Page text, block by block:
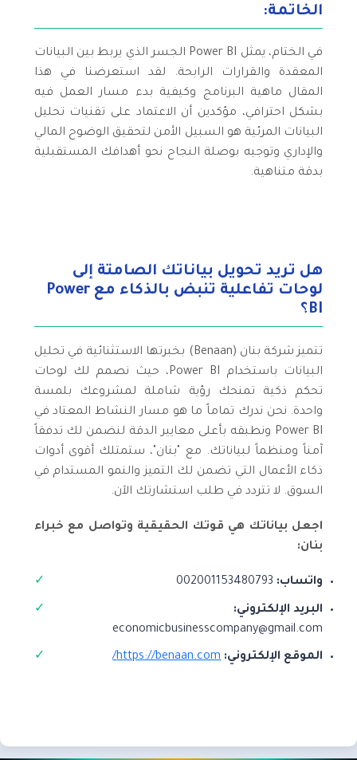
الخاتمة:
في الختام، يمثل Power BI الجسر الذي يربط بين البيانات
المعقدة والقرارات الرابحة. لقد استعرضنا في هذا
المقال ماهية البرنامج وكيفية بدء مسار العمل فيه
بشكل احترافي، مؤكدين أن الاعتماد على تقنيات تحليل
البيانات المرئية هو السبيل الأمن لتحقيق الوضوح المالي
والإداري وتوجيه بوصلة النجاح نحو أهدافك المستقبلية
بدقة متناهية.
هل تريد تحويل بياناتك الصامتة إلى
لوحات تفاعلية تنبض بالذكاء مع Power
BI؟
تتميز شركة بنان (Benaan) بخبرتها الاستثنائية في تحليل
البيانات باستخدام Power BI، حيث نصمم لك لوحات
تحكم ذكية تمنحك رؤية شاملة لمشروعك بلمسة
واحدة. نحن ندرك تماماً ما هو مسار النشاط المعتاد في
Power BI ونطبقه بأعلى معايير الدقة لنضمن لك تدفقاً
آمناً ومنظماً لبياناتك. مع "بنان"، ستمتلك أقوى أدوات
ذكاء الأعمال التي تضمن لك التميز والنمو المستدام في
السوق. لا تتردد في طلب استشارتك الآن.
اجعل بياناتك هي قوتك الحقيقية وتواصل مع خبراء
بنان:
واتساب:
البريد الإلكتروني:
economicbusinesscompany@gmail.com
الموقع الإلكتروني: https://benaan.com/